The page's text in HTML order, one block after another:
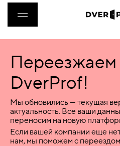
ДВЕРИ
ФУРНИТУРА
ВОРОТА
Переезжаем
DverProf!
Мы обновились — текущая
актуальность. Все ваши
переносим на новую
Если вашей компании еще
нам, мы поможем с